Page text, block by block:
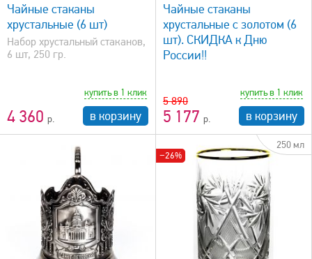
Чайные стаканы
хрустальные (6 шт)
Набор хрустальный стаканов,
6 шт, 250 гр.
4 360
купить в 1 клик
в корзину
Чайные стаканы
хрустальные с золотом (6
шт). СКИДКА к Дню
России!!
5 890
5 177
купить в 1 клик
в корзину
−26%
250 мл